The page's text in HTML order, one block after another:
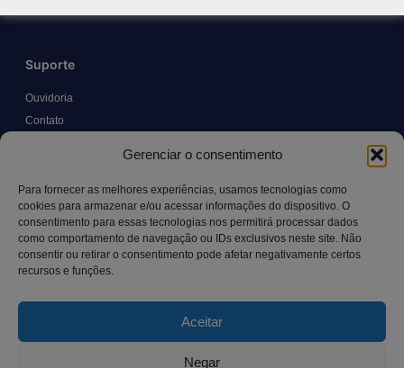
Gerenciar o consentimento
Para fornecer as melhores experiências, usamos tecnologias como
cookies para armazenar e/ou acessar informações do dispositivo. O
consentimento para essas tecnologias nos permitirá processar dados
como comportamento de navegação ou IDs exclusivos neste site. Não
consentir ou retirar o consentimento pode afetar negativamente certos
recursos e funções.
Aceitar
Negar
Suporte
Ouvidoria
Contato
Canal LGPD e Segurança da Informação
Contato